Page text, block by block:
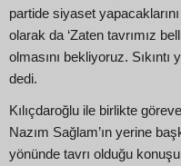
partide siyaset
olarak da ‘Zaten tavrımız
olmasını bekliyoruz.
dedi.
Kılıçdaroğlu ile birlikte
Nazım Sağlam’ın yerine
yönünde tavrı olduğu